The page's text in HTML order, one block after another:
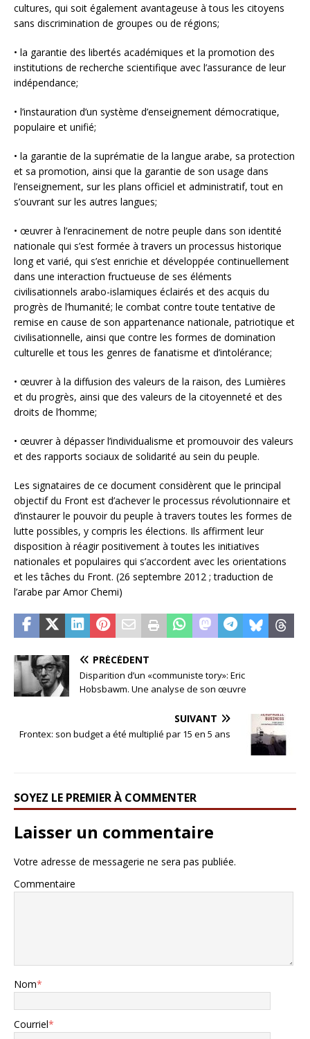
cultures, qui soit également avantageuse à tous les citoyens
sans discrimination de groupes ou de régions;
• la garantie des libertés académiques et la promotion des
institutions de recherche scientifique avec l’assurance de leur
indépendance;
• l’instauration d’un système d’enseignement démocratique,
populaire et unifié;
• la garantie de la suprématie de la langue arabe, sa protection
et sa promotion, ainsi que la garantie de son usage dans
l’enseignement, sur les plans officiel et administratif, tout en
s’ouvrant sur les autres langues;
• œuvrer à l’enracinement de notre peuple dans son identité
nationale qui s’est formée à travers un processus historique
long et varié, qui s’est enrichie et développée continuellement
dans une interaction fructueuse de ses éléments
civilisationnels arabo-islamiques éclairés et des acquis du
progrès de l’humanité; le combat contre toute tentative de
remise en cause de son appartenance nationale, patriotique et
civilisationnelle, ainsi que contre les formes de domination
culturelle et tous les genres de fanatisme et d’intolérance;
• œuvrer à la diffusion des valeurs de la raison, des Lumières
et du progrès, ainsi que des valeurs de la citoyenneté et des
droits de l’homme;
• œuvrer à dépasser l’individualisme et promouvoir des valeurs
et des rapports sociaux de solidarité au sein du peuple.
Les signataires de ce document considèrent que le principal
objectif du Front est d’achever le processus révolutionnaire et
d’instaurer le pouvoir du peuple à travers toutes les formes de
lutte possibles, y compris les élections. Ils affirment leur
disposition à réagir positivement à toutes les initiatives
nationales et populaires qui s’accordent avec les orientations
et les tâches du Front. (26 septembre 2012 ; traduction de
l’arabe par Amor Chemi)
PRÉCÉDENT
Disparition d’un «communiste tory»: Eric
Hobsbawm. Une analyse de son œuvre
SUIVANT
Frontex: son budget a été multiplié par 15 en 5 ans
SOYEZ LE PREMIER À COMMENTER
Laisser un commentaire
Votre adresse de messagerie ne sera pas publiée.
Commentaire
Nom*
Courriel*